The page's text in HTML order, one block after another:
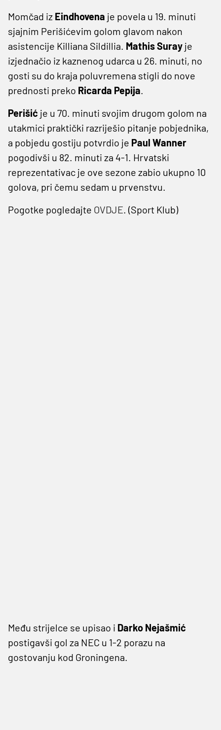
Momčad iz Eindhovena je povela u 19. minuti
sjajnim Perišićevim golom glavom nakon
asistencije Killiana Sildillia. Mathis Suray je
izjednačio iz kaznenog udarca u 26. minuti, no
gosti su do kraja poluvremena stigli do nove
prednosti preko Ricarda Pepija.
Perišić je u 70. minuti svojim drugom golom na
utakmici praktički razriješio pitanje pobjednika,
a pobjedu gostiju potvrdio je Paul Wanner
pogodivši u 82. minuti za 4-1. Hrvatski
reprezentativac je ove sezone zabio ukupno 10
golova, pri čemu sedam u prvenstvu.
Pogotke pogledajte OVDJE. (Sport Klub)
Među strijelce se upisao i Darko Nejašmić
postigavši gol za NEC u 1-2 porazu na
gostovanju kod Groningena.